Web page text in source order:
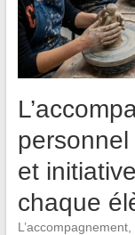
et
chaque